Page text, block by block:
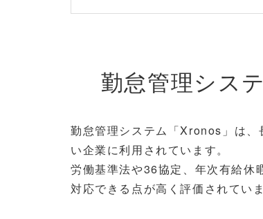
勤怠管理シス
勤怠管理システム「Xronos」は
い企業に利用されています。
労働基準法や36協定、年次有給休
対応できる点が高く評価されていま